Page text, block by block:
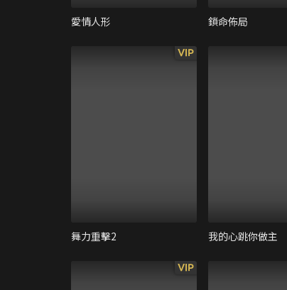
愛情人形 鎖命佈局
VIP
舞力重擊2 我的心跳你做主
VIP